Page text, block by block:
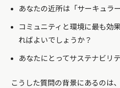
あなたの近所は「サーキュラ
コミュニティと環境に最も効
ればよいでしょうか？
あなたにとってサステナビリ
こうした質問の背景にあるのは